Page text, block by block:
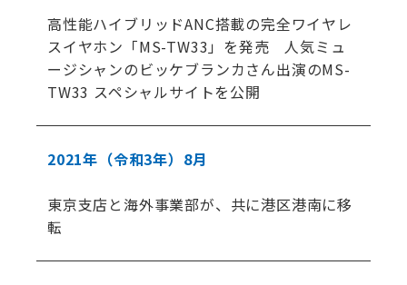
高性能ハイブリッドANC搭載の完全ワイヤレ
スイヤホン「MS-TW33」を発売 人気ミュ
ージシャンのビッケブランカさん出演のMS-
TW33 スペシャルサイトを公開
2021年 （令和3年） 8月
東京支店と海外事業部が、共に港区港南に移
転